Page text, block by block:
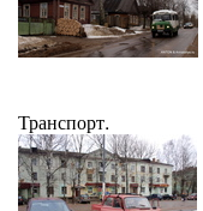
Транспорт.